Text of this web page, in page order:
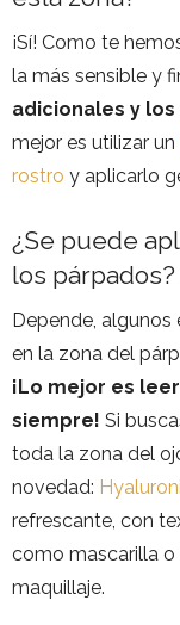
¡Sí! Como te
la más sensible y
adicionales y
mejor es utilizar un
rostro y aplicarlo
¿Se puede
los párpados?
Depende,
en la zona del
¡Lo mejor es
siempre! Si
toda la zona del
novedad:
refrescante, con
como mascarilla o
maquillaje.